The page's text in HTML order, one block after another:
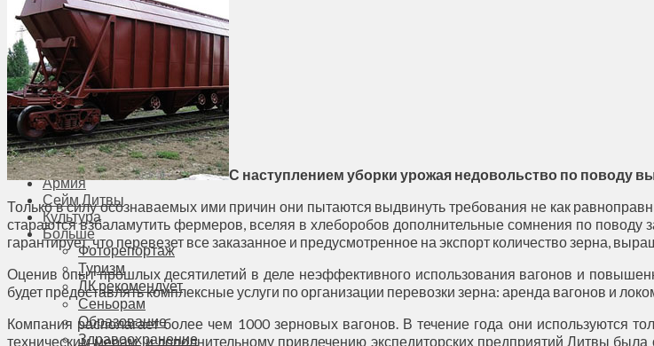
Общество
Мнения
Вильнюс
Клайпеда
Висагинас
Регионы
Соседи
Транспорт
Выбор читателей
Калейдоскоп
Армия
Сейм Литвы
Культура
Больше
Фоторепортаж
Туризм
ЛК рекомендует
Сеньорам
Образование
Здравоохранение
С наступлением уборки урожая недовольство по поводу
Только в силу осознаваемых ими причин они пытаются выдвинуть требования не как
стараются взбаламутить фермеров, вселяя в хлеборобов дополнительные сомнения по поводу
гарантирует, что перевезет все заказанное и предусмотренное на экспорт количество зерна,
Оценив опыт прошлых десятилетий в деле неэффективного использования вагонов и
будет предоставлять комплексные услуги по организации перевозки зерна: аренда вагонов и
Компания располагает более чем 1000 зерновых вагонов. В течение года они используются
техническим мерам и дополнительному привлечению экспедиторских предприятий Литвы